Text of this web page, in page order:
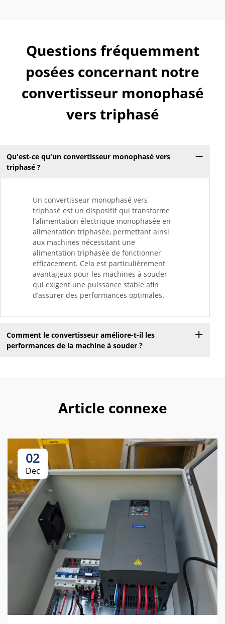
Questions fréquemment
posées concernant notre
convertisseur monophasé
vers triphasé
Qu'est-ce qu'un convertisseur monophasé vers
triphasé ?
Un convertisseur monophasé vers
triphasé est un dispositif qui transforme
l’alimentation électrique monophasée en
alimentation triphasée, permettant ainsi
aux machines nécessitant une
alimentation triphasée de fonctionner
efficacement. Cela est particulièrement
avantageux pour les machines à souder
qui exigent une puissance stable afin
d’assurer des performances optimales.
Comment le convertisseur améliore-t-il les
performances de la machine à souder ?
Article connexe
02
Dec